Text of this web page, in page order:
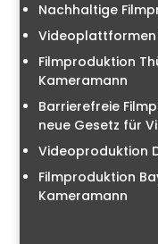
Nachhaltige
Videoplattformen
Filmproduktion
Kameramann
Barrierefreie
neue Gesetz für
Videoproduktion
Filmproduktion
Kameramann